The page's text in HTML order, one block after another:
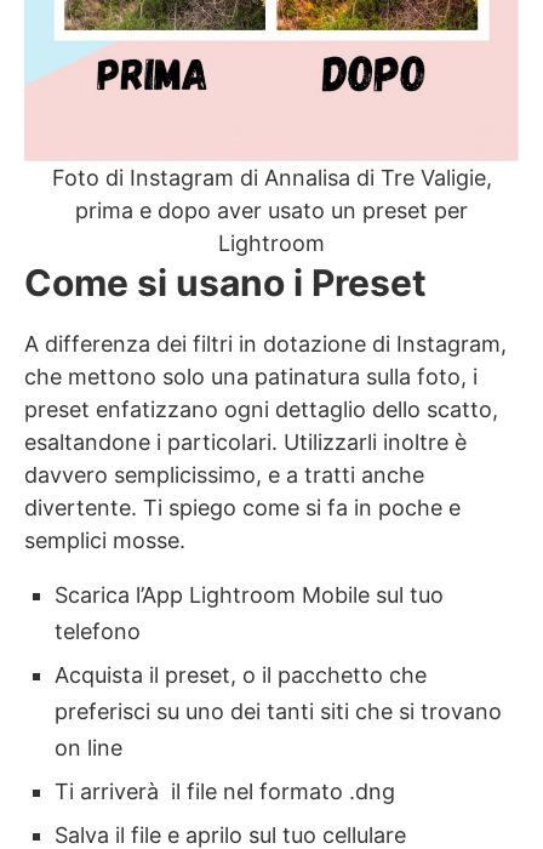
Foto di Instagram di Annalisa di Tre Valigie,
prima e dopo aver usato un preset per
Lightroom
Come si usano i Preset
A differenza dei filtri in dotazione di Instagram,
che mettono solo una patinatura sulla foto, i
preset enfatizzano ogni dettaglio dello scatto,
esaltandone i particolari. Utilizzarli inoltre è
davvero semplicissimo, e a tratti anche
divertente. Ti spiego come si fa in poche e
semplici mosse.
Scarica l’App Lightroom Mobile sul tuo
telefono
Acquista il preset, o il pacchetto che
preferisci su uno dei tanti siti che si trovano
on line
Ti arriverà il file nel formato .dng
Salva il file e aprilo sul tuo cellulare